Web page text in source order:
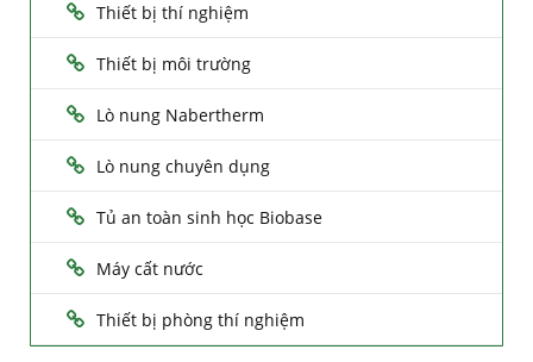
Thiết bị thí nghiệm
Thiết bị môi trường
Lò nung Nabertherm
Lò nung chuyên dụng
Tủ an toàn sinh học Biobase
Máy cất nước
Thiết bị phòng thí nghiệm